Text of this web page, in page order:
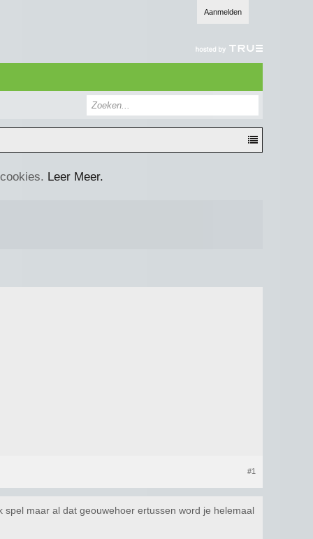
Aanmelden
Leer Meer.
#1
maar al dat geouwehoer ertussen word je helemaal